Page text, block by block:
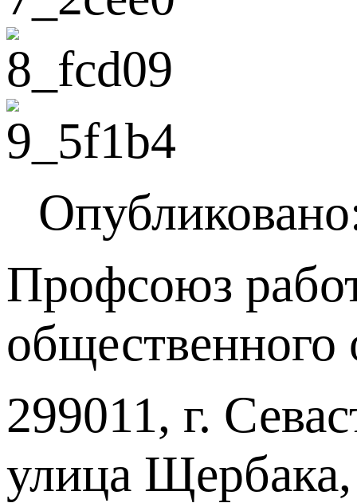
Профсоюз
299011, г.
улица